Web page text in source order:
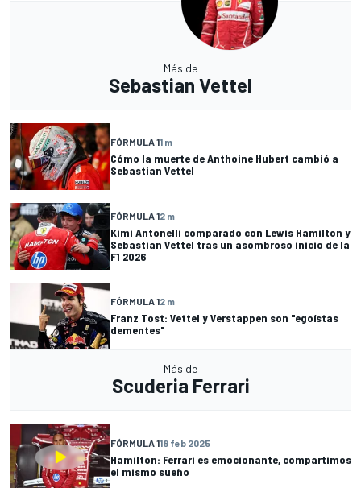
Más de
Sebastian Vettel
FÓRMULA 11 m
Cómo la muerte de Anthoine Hubert cambió a
Sebastian Vettel
FÓRMULA 12 m
Kimi Antonelli comparado con Lewis Hamilton y
Sebastian Vettel tras un asombroso inicio de la
F1 2026
FÓRMULA 12 m
Franz Tost: Vettel y Verstappen son "egoístas
dementes"
Más de
Scuderia Ferrari
FÓRMULA 118 feb 2025
Hamilton: Ferrari es emocionante, compartimos
el mismo sueño